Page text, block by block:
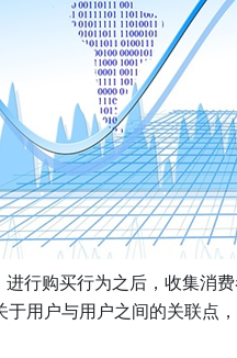
进行购买行为之后，收集消
于用户与用户之间的关联点